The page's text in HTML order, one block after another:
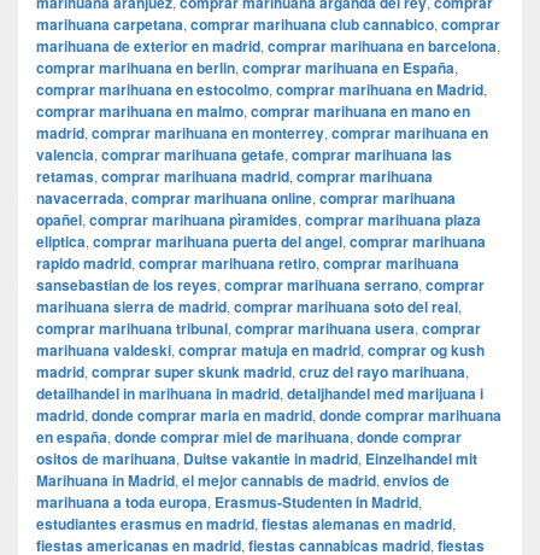
marihuana carpetana, comprar marihuana club cannabico, comprar
marihuana de exterior en madrid, comprar marihuana en barcelona,
comprar marihuana en berlin, comprar marihuana en España,
comprar marihuana en estocolmo, comprar marihuana en Madrid,
comprar marihuana en malmo, comprar marihuana en mano en
madrid, comprar marihuana en monterrey, comprar marihuana en
valencia, comprar marihuana getafe, comprar marihuana las
retamas, comprar marihuana madrid, comprar marihuana
navacerrada, comprar marihuana online, comprar marihuana
opañel, comprar marihuana pìramides, comprar marihuana plaza
eliptica, comprar marihuana puerta del angel, comprar marihuana
rapido madrid, comprar marihuana retiro, comprar marihuana
sansebastian de los reyes, comprar marihuana serrano, comprar
marihuana sierra de madrid, comprar marihuana soto del real,
comprar marihuana tribunal, comprar marihuana usera, comprar
marihuana valdeski, comprar matuja en madrid, comprar og kush
madrid, comprar super skunk madrid, cruz del rayo marihuana,
detailhandel in marihuana in madrid, detaljhandel med marijuana i
madrid, donde comprar maria en madrid, donde comprar marihuana
en españa, donde comprar miel de marihuana, donde comprar
ositos de marihuana, Duitse vakantie in madrid, Einzelhandel mit
Marihuana in Madrid, el mejor cannabis de madrid, envios de
marihuana a toda europa, Erasmus-Studenten in Madrid,
estudiantes erasmus en madrid, fiestas alemanas en madrid,
fiestas americanas en madrid, fiestas cannabicas madrid, fiestas